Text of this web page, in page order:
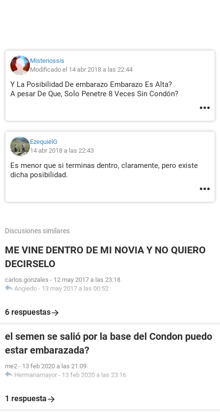
Misteriossis
Modificado el 14 abr 2018 a las 22:44
Y La Posibilidad De embarazo Embarazo Es Alta?
A pesar De Que, Solo Penetre 8 Veces Sin Condón?
EzequielG
14 abr 2018 a las 22:43
Es menor que si terminas dentro, claramente, pero existe
dicha posibilidad.
Discusiones similares
ME VINE DENTRO DE MI NOVIA Y NO QUIERO
DECIRSELO
carlos.gonzales - 12 may 2017 a las 23:18
Angiedo - 13 may 2017 a las 00:52
6 respuestas
el semen se salió por la base del Condon puedo
estar embarazada?
me2 - 13 feb 2020 a las 21:09
Hermanamayor - 13 feb 2020 a las 23:16
1 respuesta